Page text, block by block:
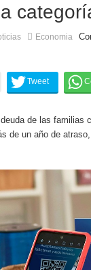
Economia
de las familias
de un año de